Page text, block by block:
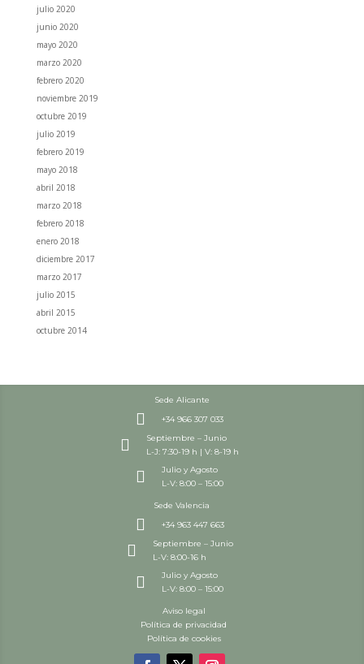
julio 2020
junio 2020
mayo 2020
marzo 2020
febrero 2020
noviembre 2019
octubre 2019
julio 2019
febrero 2019
mayo 2018
abril 2018
marzo 2018
febrero 2018
enero 2018
diciembre 2017
marzo 2017
julio 2015
abril 2015
octubre 2014
Sede Alicante
 +34 966 307 033

Septiembre – Junio
L-J: 7:30-19 h | V: 8-19 h

Julio y Agosto
L-V: 8:00 – 15:00
Sede Valencia
 +34 963 447 663

Septiembre – Junio
L-V: 8:00-16 h

Julio y Agosto
L-V: 8:00 – 15:00
Aviso legal
Política de privacidad
Política de cookies